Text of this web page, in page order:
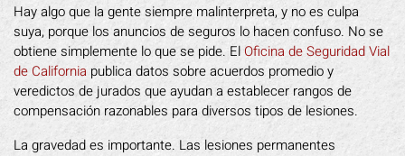
Hay algo que la gente siempre malinterpreta, y no es culpa
suya, porque los anuncios de seguros lo hacen confuso. No se
obtiene simplemente lo que se pide. ElOficina de Seguridad Vial
de California publica datos sobre acuerdos promedio y
veredictos de jurados que ayudan a establecer rangos de
compensación razonables para diversos tipos de lesiones.
La gravedad es importante. Las lesiones permanentes